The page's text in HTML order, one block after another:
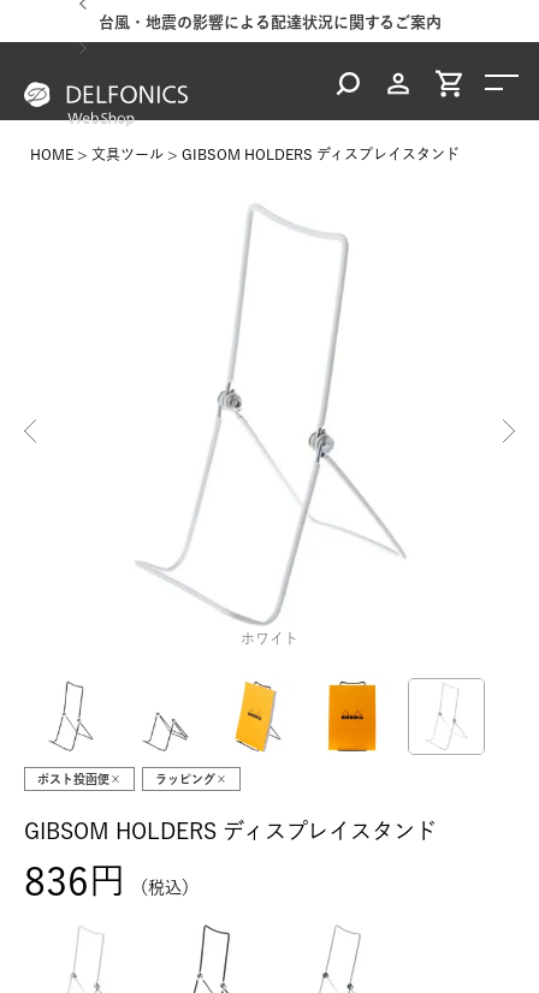
台風・地震の影響による配達状況に関するご案内
HOME 文具ツール GIBSOM HOLDERS ディスプレイスタンド
ホワイト
ポスト投函便× ラッピング×
GIBSOM HOLDERS ディスプレイスタンド
836 税込